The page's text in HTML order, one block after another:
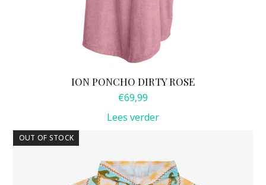
ION PONCHO DIRTY ROSE
€69,99
Lees verder
OUT OF STOCK